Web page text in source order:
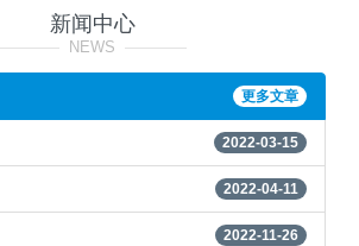
新闻中心
NEWS————
更多文章
2022-03-15
2022-04-11
2022-11-26